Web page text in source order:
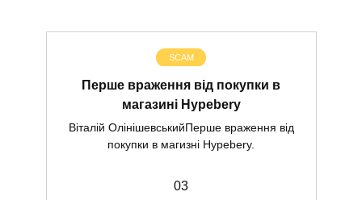
SCAM
Перше враження від покупки в
магазині Hypebery
Віталій ОлінішевськийПерше враження від
покупки в магизні Hypebery.
03